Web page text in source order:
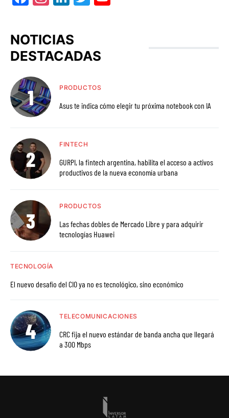
NOTICIAS
DESTACADAS
PRODUCTOS
Asus te indica cómo elegir tu próxima notebook con IA
FINTECH
GURPI, la fintech argentina, habilita el acceso a activos
productivos de la nueva economía urbana
PRODUCTOS
Las fechas dobles de Mercado Libre y para adquirir
tecnologías Huawei
TECNOLOGÍA
El nuevo desafío del CIO ya no es tecnológico, sino económico
TELECOMUNICACIONES
CRC fija el nuevo estándar de banda ancha que llegará
a 300 Mbps